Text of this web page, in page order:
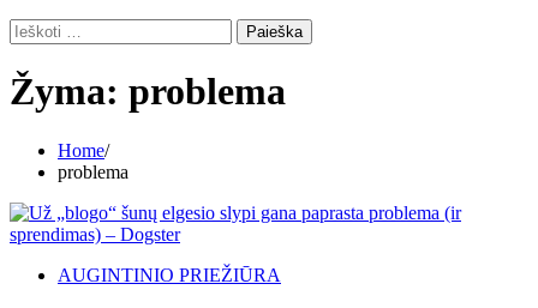
Ieškoti:
Žyma: problema
Home
problema
AUGINTINIO PRIEŽIŪRA